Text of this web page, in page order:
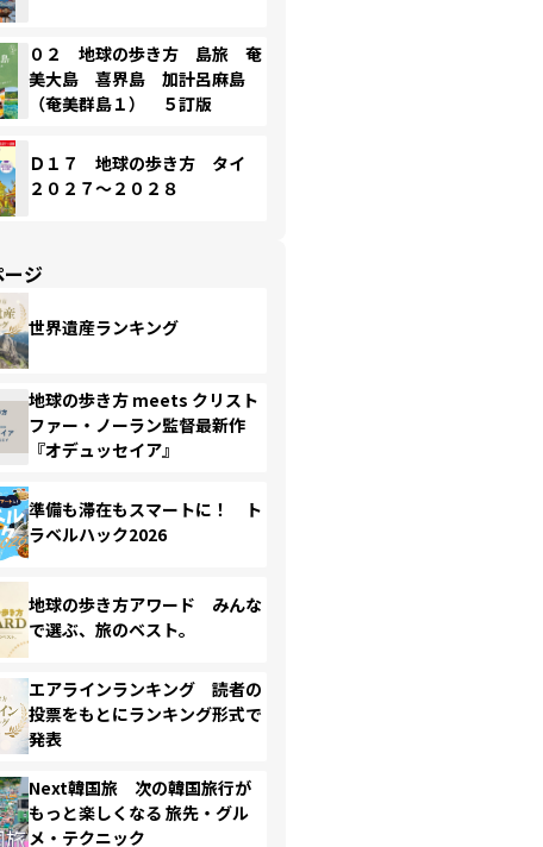
０２ 地球の歩き方 島旅 奄
美大島 喜界島 加計呂麻島
（奄美群島１） ５訂版
Ｄ１７ 地球の歩き方 タイ
２０２７～２０２８
ジ
世界遺産ランキング
地球の歩き方 meets クリスト
ファー・ノーラン監督最新作
『オデュッセイア』
準備も滞在もスマートに！ ト
ラベルハック2026
地球の歩き方アワード みんな
で選ぶ、旅のベスト。
エアラインランキング 読者の
投票をもとにランキング形式で
発表
Next韓国旅 次の韓国旅行が
もっと楽しくなる 旅先・グル
メ・テクニック